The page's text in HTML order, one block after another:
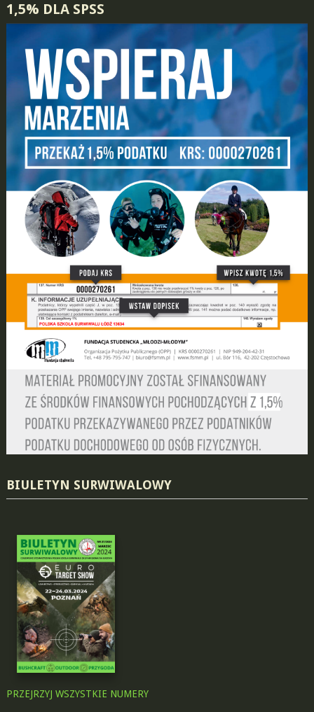
1,5% DLA SPSS
BIULETYN SURWIWALOWY
PRZEJRZYJ WSZYSTKIE NUMERY